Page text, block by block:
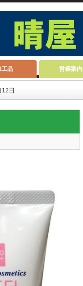
工品 営業案内
日